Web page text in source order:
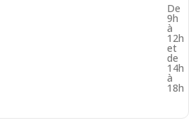
De
9h
à
12h
et
de
14h
à
18h